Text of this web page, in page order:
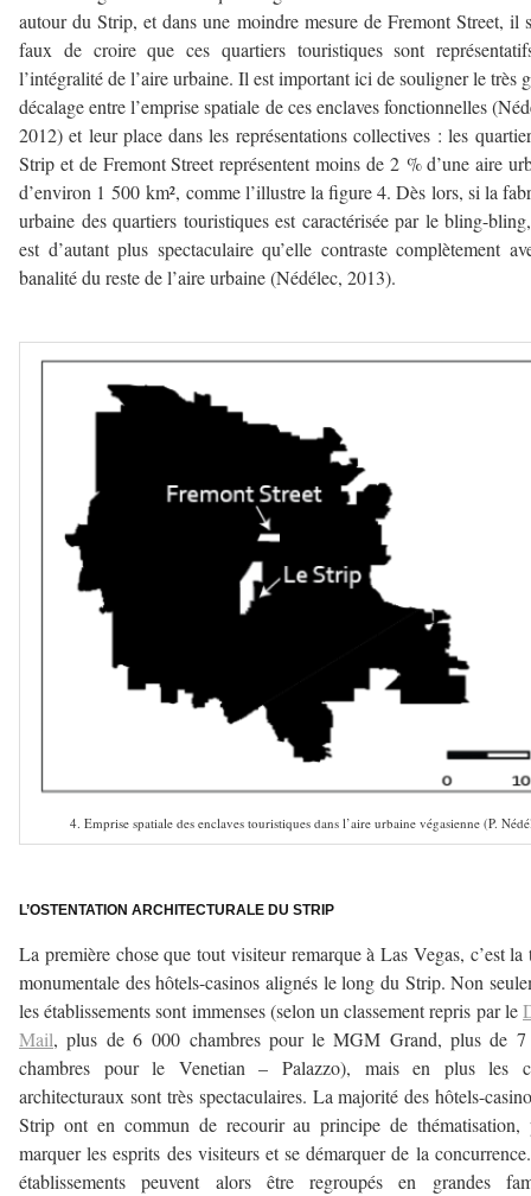
autour du Strip, et dans une moindre mesure de Fremont Street, il
faux de croire que ces quartiers touristiques sont
l’intégralité de l’aire urbaine. Il est important ici de souligner le très
décalage entre l’emprise spatiale de ces enclaves fonctionnelles
2012) et leur place dans les représentations collectives : les
Strip et de Fremont Street représentent moins de 2 % d’une aire
d’environ 1 500 km², comme l’illustre la figure 4. Dès lors, si la
urbaine des quartiers touristiques est caractérisée par le bling-
est d’autant plus spectaculaire qu’elle contraste complètement
banalité du reste de l’aire urbaine (Nédélec, 2013).
4. Emprise spatiale des enclaves touristiques dans l’aire urbaine végasienne (P.
L’OSTENTATION ARCHITECTURALE DU STRIP
La première chose que tout visiteur remarque à Las Vegas, c’est la
monumentale des hôtels-casinos alignés le long du Strip. Non
les établissements sont immenses (selon un classement repris par le
Mail, plus de 6 000 chambres pour le MGM Grand, plus de
chambres pour le Venetian – Palazzo), mais en plus les
architecturaux sont très spectaculaires. La majorité des hôtels-
Strip ont en commun de recourir au principe de thématisation,
marquer les esprits des visiteurs et se démarquer de la
établissements peuvent alors être regroupés en grandes